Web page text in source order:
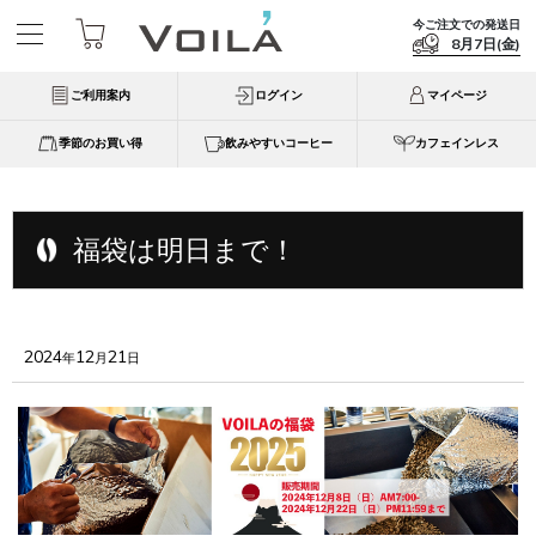
今ご注文での発送日
8月7日(金)
ご利用案内 ログイン マイページ
季節のお買い得 飲みやすいコーヒー カフェインレス
福袋は明日まで！
2024年12月21日